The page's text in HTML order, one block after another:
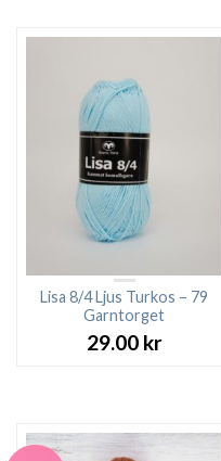
Lisa 8/4 Ljus Turkos – 79
Garntorget
29.00 kr